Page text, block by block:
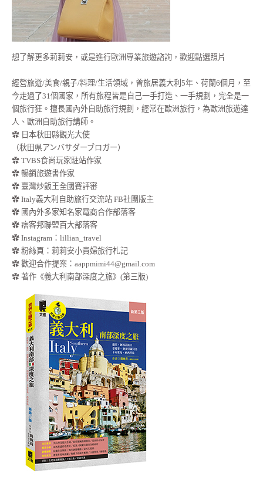
想了解更多莉莉安，或是進行歐洲專業旅遊諮詢，歡迎點選照片
經營旅遊/美食/親子/料理/生活領域，曾旅居義大利5年、荷蘭6個月，至
今走過了31個國家，所有旅程皆是自己一手打造、一手規劃，完全是一
個旅行狂。擅長國內外自助旅行規劃，經常在歐洲旅行，為歐洲旅遊達
人、歐洲自助旅行講師。
✿ 日本秋田縣觀光大使
（秋田県アンバサダーブロガー）
✿ TVBS食尚玩家駐站作家
✿ 暢銷旅遊書作家
✿ 臺灣炒飯王全國賽評審
✿ Italy義大利自助旅行交流站 FB社團版主
✿ 國內外多家知名家電商合作部落客
✿ 痞客邦聯盟百大部落客
✿ Instagram：lillian_travel
✿ 粉絲頁：莉莉安小貴婦旅行札記
✿ 歡迎合作提案： aappmimi44@gmail.com
✿ 著作《義大利南部深度之旅》(第三版)